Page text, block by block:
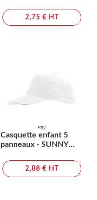
2,75 € HT
Casquette enfant 5
panneaux - SUNNY
2,88 € HT